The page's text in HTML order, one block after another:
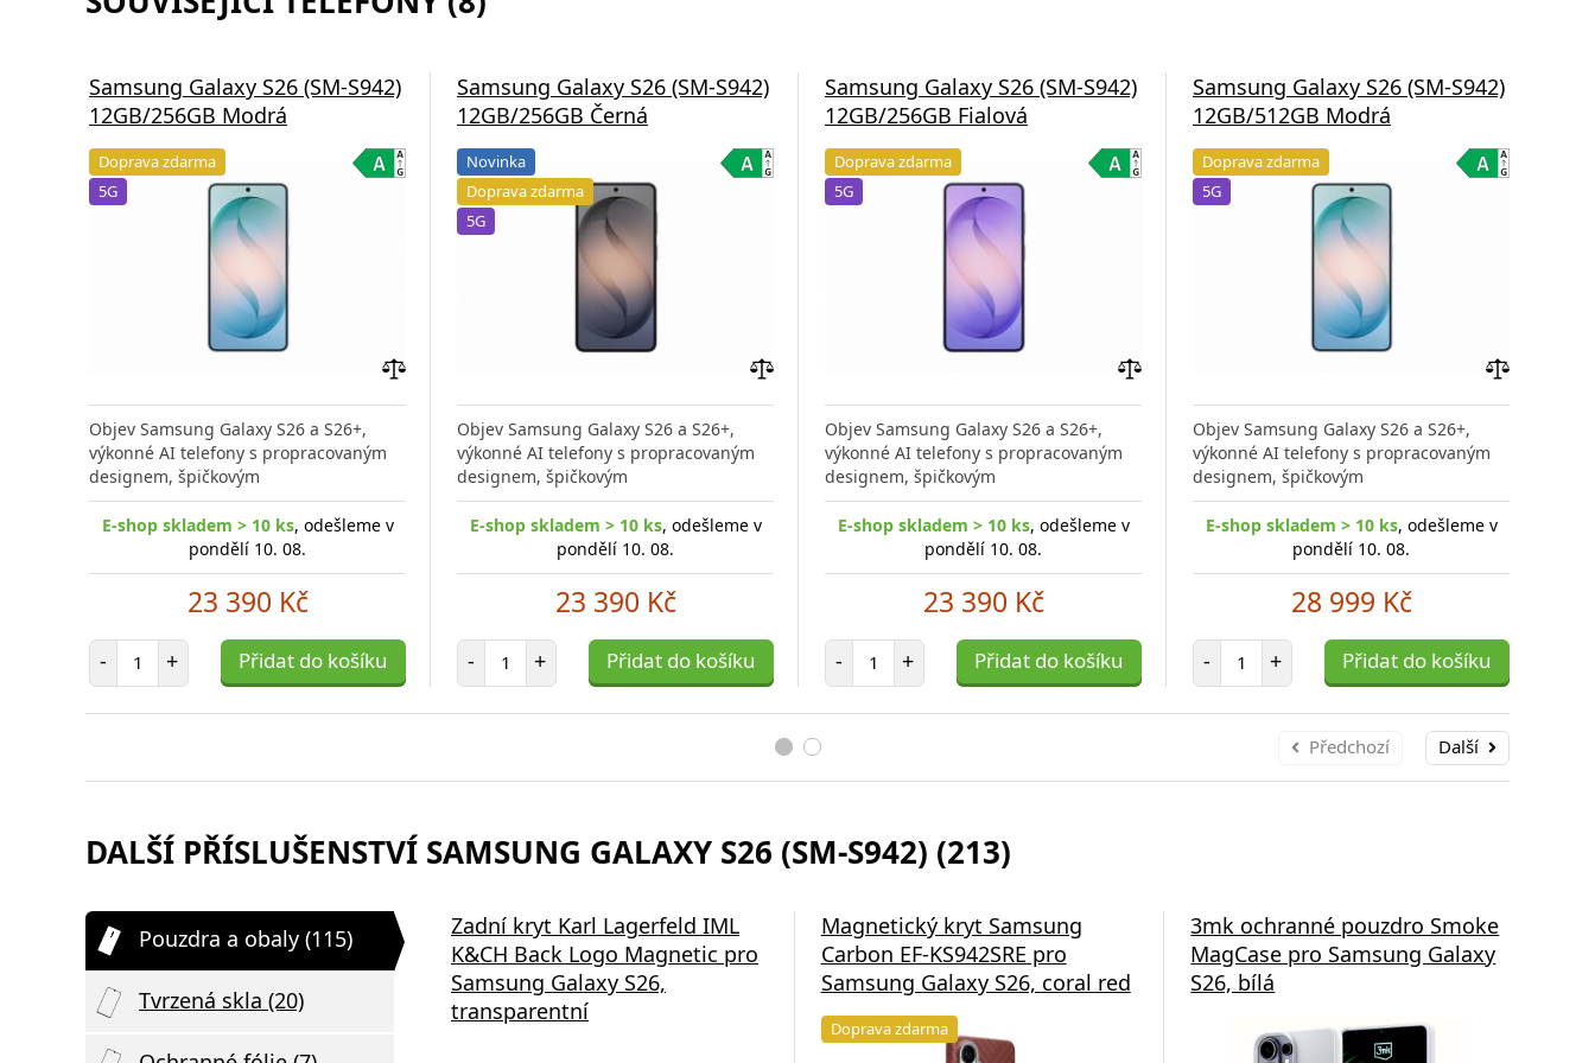
Samsung Galaxy S26 (SM-S942)
12GB/256GB Modrá
Doprava zdarma
5G
porovnání
Objev Samsung Galaxy S26 a S26+,
výkonné AI telefony s propracovaným
designem, špičkovým
E-shop skladem > 10 ks, odešleme v
pondělí 10. 08.
23 390 Kč
- Počet položek
+ Přidat do košíku
Samsung Galaxy S26 (SM-S942)
12GB/256GB Černá
Novinka
Doprava zdarma
5G
porovnání
Objev Samsung Galaxy S26 a S26+,
výkonné AI telefony s propracovaným
designem, špičkovým
E-shop skladem > 10 ks, odešleme v
pondělí 10. 08.
23 390 Kč
- Počet položek
+ Přidat do košíku
Samsung Galaxy S26 (SM-S942)
12GB/256GB Fialová
Doprava zdarma
5G
porovnání
Objev Samsung Galaxy S26 a S26+,
výkonné AI telefony s propracovaným
designem, špičkovým
E-shop skladem > 10 ks, odešleme v
pondělí 10. 08.
23 390 Kč
- Počet položek
+ Přidat do košíku
Samsung Galaxy S26 (SM-S942)
12GB/512GB Modrá
Doprava zdarma
5G
Objev Samsung Galaxy S26 a S26+,
výkonné AI telefony s propracovaným
designem, špičkovým
E-shop skladem > 10 ks, odešleme v
pondělí 10. 08.
28 999 Kč
- Počet položek
+ Přidat do košíku
Předchozí Další
DALŠÍ PŘÍSLUŠENSTVÍ SAMSUNG GALAXY S26 (SM-S942) (213)
Pouzdra a obaly (115)
Tvrzená skla (20)
Zadní kryt Karl Lagerfeld IML
K&CH Back Logo Magnetic pro
Samsung Galaxy S26,
transparentní
Magnetický kryt Samsung
Carbon EF-KS942SRE pro
Samsung Galaxy S26, coral red
Doprava zdarma
3mk ochranné pouzdro Smoke
MagCase pro Samsung Galaxy
S26, bílá